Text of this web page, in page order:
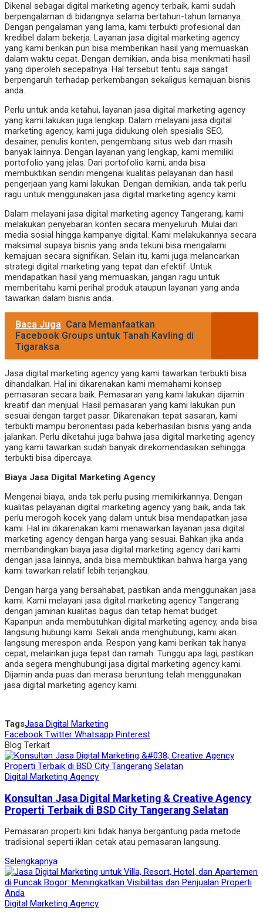
Dikenal sebagai digital marketing agency terbaik, kami sudah
berpengalaman di bidangnya selama bertahun-tahun lamanya.
Dengan pengalaman yang lama, kami terbukti profesional dan
kredibel dalam bekerja. Layanan jasa digital marketing agency
yang kami berikan pun bisa memberikan hasil yang memuaskan
dalam waktu cepat. Dengan demikian, anda bisa menikmati hasil
yang diperoleh secepatnya. Hal tersebut tentu saja sangat
berpengaruh terhadap perkembangan sekaligus kemajuan bisnis
anda.
Perlu untuk anda ketahui, layanan jasa digital marketing agency
yang kami lakukan juga lengkap. Dalam melayani jasa digital
marketing agency, kami juga didukung oleh spesialis SEO,
desainer, penulis konten, pengembang situs web dan masih
banyak lainnya. Dengan layanan yang lengkap, kami memiliki
portofolio yang jelas. Dari portofolio kami, anda bisa
membuktikan sendiri mengenai kualitas pelayanan dan hasil
pengerjaan yang kami lakukan. Dengan demikian, anda tak perlu
ragu untuk menggunakan jasa digital marketing agency kami.
Dalam melayani jasa digital marketing agency Tangerang, kami
melakukan penyebaran konten secara menyeluruh. Mulai dari
media sosial hingga kampanye digital. Kami melakukannya secara
maksimal supaya bisnis yang anda tekuni bisa mengalami
kemajuan secara signifikan. Selain itu, kami juga melancarkan
strategi digital marketing yang tepat dan efektif. Untuk
mendapatkan hasil yang memuaskan, jangan ragu untuk
memberitahu kami perihal produk ataupun layanan yang anda
tawarkan dalam bisnis anda.
Baca Juga Cara Memanfaatkan
Facebook Groups untuk Tanah Kavling di
Tigaraksa
Jasa digital marketing agency yang kami tawarkan terbukti bisa
dihandalkan. Hal ini dikarenakan kami memahami konsep
pemasaran secara baik. Pemasaran yang kami lakukan dijamin
kreatif dan menjual. Hasil pemasaran yang kami lakukan pun
sesuai dengan target pasar. Dikarenakan tepat sasaran, kami
terbukti mampu berorientasi pada keberhasilan bisnis yang anda
jalankan. Perlu diketahui juga bahwa jasa digital marketing agency
yang kami tawarkan sudah banyak direkomendasikan sehingga
terbukti bisa dipercaya.
Biaya Jasa Digital Marketing Agency
Mengenai biaya, anda tak perlu pusing memikirkannya. Dengan
kualitas pelayanan digital marketing agency yang baik, anda tak
perlu merogoh kocek yang dalam untuk bisa mendapatkan jasa
kami. Hal ini dikarenakan kami menawarkan layanan jasa digital
marketing agency dengan harga yang sesuai. Bahkan jika anda
membandingkan biaya jasa digital marketing agency dari kami
dengan jasa lainnya, anda bisa membuktikan bahwa harga yang
kami tawarkan relatif lebih terjangkau.
Dengan harga yang bersahabat, pastikan anda menggunakan jasa
kami. Kami melayani jasa digital marketing agency Tangerang
dengan jaminan kualitas bagus dan tetap hemat budget.
Kapanpun anda membutuhkan digital marketing agency, anda bisa
langsung hubungi kami. Sekali anda menghubungi, kami akan
langsung merespon anda. Respon yang kami berikan tak hanya
cepat, melainkan juga tepat dan ramah. Tunggu apa lagi, pastikan
anda segera menghubungi jasa digital marketing agency kami.
Dijamin anda puas dan merasa beruntung telah menggunakan
jasa digital marketing agency kami.
TagsJasa Digital Marketing
Facebook Twitter Whatsapp Pinterest
Blog Terkait
Digital Marketing Agency
Konsultan Jasa Digital Marketing & Creative Agency
Properti Terbaik di BSD City Tangerang Selatan
Pemasaran properti kini tidak hanya bergantung pada metode
tradisional seperti iklan cetak atau pemasaran langsung.
Selengkapnya
Digital Marketing Agency